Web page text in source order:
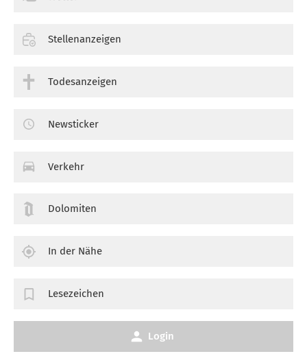
Stellenanzeigen
Todesanzeigen
Newsticker
Verkehr
Dolomiten
In der Nähe
Lesezeichen
Login